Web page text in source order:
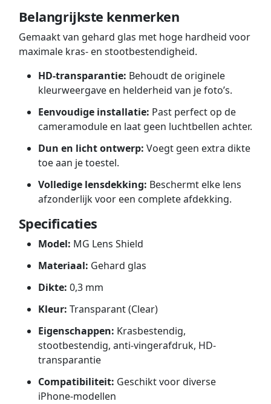
Belangrijkste kenmerken
Gemaakt van gehard glas met hoge hardheid voor
maximale kras- en stootbestendigheid.
HD-transparantie: Behoudt de originele
kleurweergave en helderheid van je foto’s.
Eenvoudige installatie: Past perfect op de
cameramodule en laat geen luchtbellen achter.
Dun en licht ontwerp: Voegt geen extra dikte
toe aan je toestel.
Volledige lensdekking: Beschermt elke lens
afzonderlijk voor een complete afdekking.
Specificaties
Model: MG Lens Shield
Materiaal: Gehard glas
Dikte: 0,3 mm
Kleur: Transparant (Clear)
Eigenschappen: Krasbestendig,
stootbestendig, anti-vingerafdruk, HD-
transparantie
Compatibiliteit: Geschikt voor diverse
iPhone-modellen